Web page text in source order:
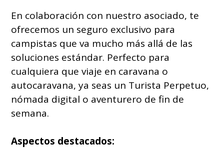
En colaboración con nuestro asociado, te
ofrecemos un seguro exclusivo para
campistas que va mucho más allá de las
soluciones estándar. Perfecto para
cualquiera que viaje en caravana o
autocaravana, ya seas un Turista Perpetuo,
nómada digital o aventurero de fin de
semana.
Aspectos destacados: